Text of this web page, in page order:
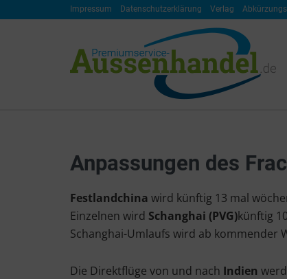
Impressum Datenschutzerklärung Verlag
Anpassungen des
Festlandchina wird künftig 13 mal
Einzelnen wird Schanghai (PVG)künftig
Schanghai-Umlaufs wird ab kommender
Die Direktflüge von und nach Indien